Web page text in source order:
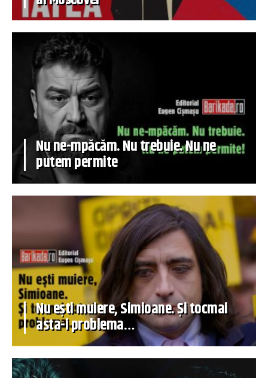
Nu ne-mpăcăm. Nu trebuie. Nu ne
putem permite
Nu ești muiere, Simioane. Și tocmai
asta-i problema…